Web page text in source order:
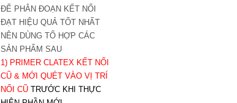
ĐỂ PHÂN ĐOẠN KẾT NỐI
ĐẠT HIỆU QUẢ TỐT NHẤT
NÊN DÙNG TỔ HỢP CÁC
SẢN PHẨM SAU
1) PRIMER CLATEX KẾT NỐI
CŨ & MỚI QUÉT VÀO VỊ TRÍ
NỐI CŨ TRƯỚC KHI THỰC